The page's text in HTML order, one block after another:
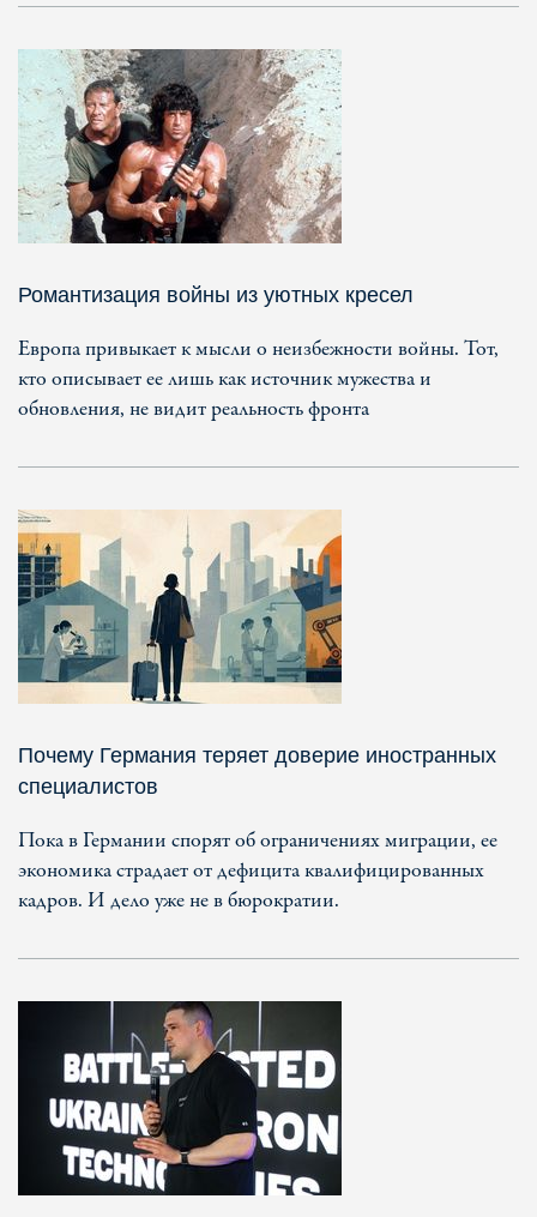
Романтизация войны из уютных кресел
Европа привыкает к мысли о неизбежности войны. Тот,
кто описывает ее лишь как источник мужества и
обновления, не видит реальность фронта
Почему Германия теряет доверие иностранных
специалистов
Пока в Германии спорят об ограничениях миграции, ее
экономика страдает от дефицита квалифицированных
кадров. И дело уже не в бюрократии.